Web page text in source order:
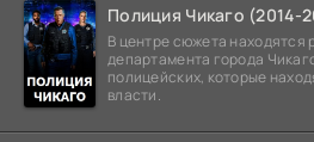
Полиция Чикаго (2014-
В центре сюжета находятся
департамента города
полицейских, которые
власти.